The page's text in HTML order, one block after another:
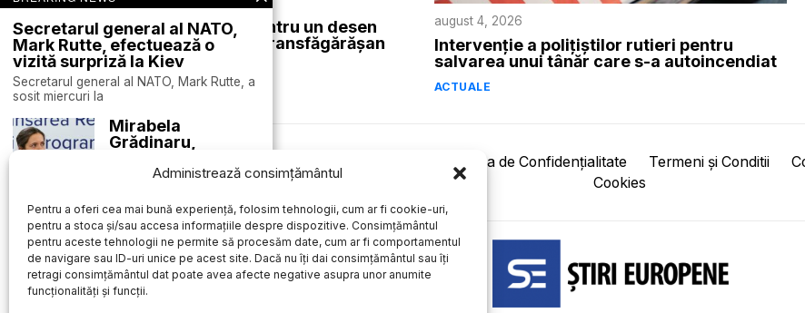
Administrează consimțământul
Pentru a oferi cea mai bună experiență, folosim tehnologii, cum ar fi cookie-uri,
pentru a stoca și/sau accesa informațiile despre dispozitive. Consimțământul
pentru aceste tehnologii ne permite să procesăm date, cum ar fi comportamentul
de navigare sau ID-uri unice pe acest site. Dacă nu îți dai consimțământul sau îți
retragi consimțământul dat poate avea afecte negative asupra unor anumite
funcționalități și funcții.
Un bărbat riscă amendă pentru un desen
realizat pe stâncile de pe Transfăgărășan
ACTUALE
august 4, 2026
Intervenție a polițiștilor rutieri pentru
salvarea unui tânăr care s-a autoincendiat
ACTUALE
Politica de Confidențialitate Termeni și Conditii
Cookies
Secretarul general al NATO,
Mark Rutte, efectuează o
vizită surpriză la Kiev
Secretarul general al NATO, Mark Rutte, a
sosit miercuri la
Mirabela
Grădinaru,
președintelui
participa la o
masă rotundă
dedicată adicțiilor
în cadrul
proiectului
„România în